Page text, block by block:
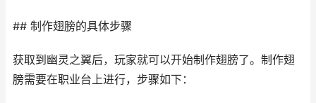
## 制作翅膀的具体步骤
获取到幽灵之翼后，玩家就可以开始制作翅膀了。制作翅
膀需要在职业台上进行，步骤如下：